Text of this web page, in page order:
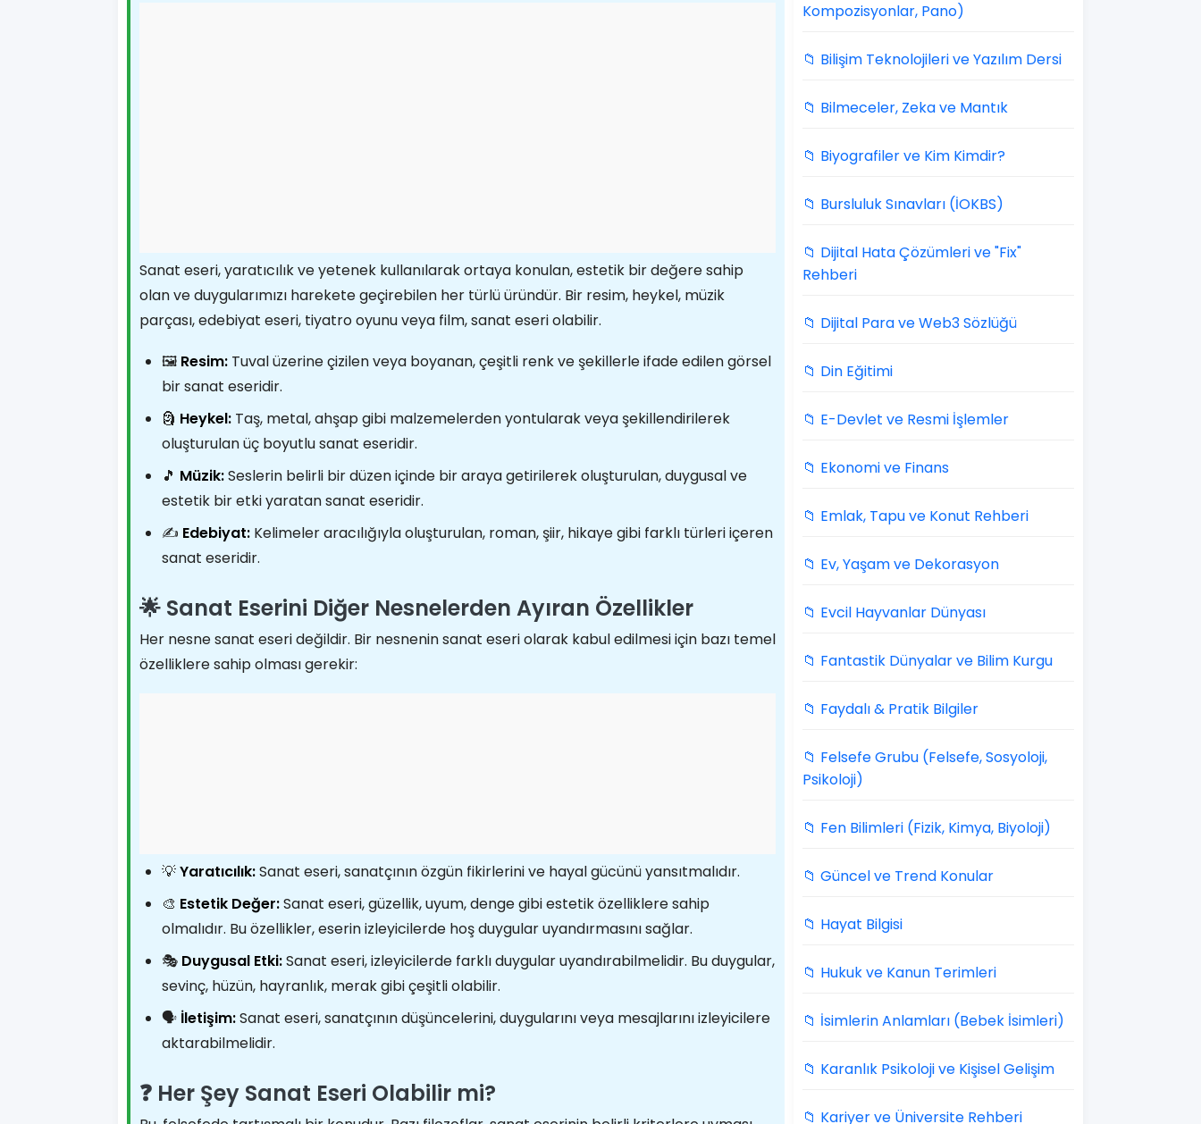
Sanat eseri, yaratıcılık ve yetenek kullanılarak ortaya konulan, estetik bir değere sahip
olan ve duygularımızı harekete geçirebilen her türlü üründür. Bir resim, heykel, müzik
parçası, edebiyat eseri, tiyatro oyunu veya film, sanat eseri olabilir.
🖼️ Resim: Tuval üzerine çizilen veya boyanan, çeşitli renk ve şekillerle ifade edilen görsel
bir sanat eseridir.
🗿 Heykel: Taş, metal, ahşap gibi malzemelerden yontularak veya şekillendirilerek
oluşturulan üç boyutlu sanat eseridir.
🎵 Müzik:Seslerin belirli bir düzen içinde bir araya getirilerek oluşturulan, duygusal ve
estetik bir etki yaratan sanat eseridir.
✍️ Edebiyat: Kelimeler aracılığıyla oluşturulan, roman, şiir, hikaye gibi farklı türleri içeren
sanat eseridir.
🌟 Sanat Eserini Diğer Nesnelerden Ayıran Özellikler
Her nesne sanat eseri değildir. Bir nesnenin sanat eseri olarak kabul edilmesi için bazı temel
özelliklere sahip olması gerekir:
💡Yaratıcılık:Sanat eseri, sanatçının özgün fikirlerini ve hayal gücünü yansıtmalıdır.
🎨 Estetik Değer:Sanat eseri, güzellik, uyum, denge gibi estetik özelliklere sahip
olmalıdır. Bu özellikler, eserin izleyicilerde hoş duygular uyandırmasını sağlar.
🎭 Duygusal Etki:Sanat eseri, izleyicilerde farklı duygular uyandırabilmelidir. Bu duygular,
sevinç, hüzün, hayranlık, merak gibi çeşitli olabilir.
🗣️ İletişim:Sanat eseri, sanatçının düşüncelerini, duygularını veya mesajlarını izleyicilere
aktarabilmelidir.
❓ Her Şey Sanat Eseri Olabilir mi?
Kompozisyonlar, Pano)
📁 Bilişim Teknolojileri ve Yazılım Dersi
📁 Bilmeceler, Zeka ve Mantık
📁 Biyografiler ve Kim Kimdir?
📁 Bursluluk Sınavları (İOKBS)
📁 Dijital Hata Çözümleri ve "Fix"
Rehberi
📁 Dijital Para ve Web3 Sözlüğü
📁 Din Eğitimi
📁 E-Devlet ve Resmi İşlemler
📁 Ekonomi ve Finans
📁 Emlak, Tapu ve Konut Rehberi
📁 Ev, Yaşam ve Dekorasyon
📁 Evcil Hayvanlar Dünyası
📁 Fantastik Dünyalar ve Bilim Kurgu
📁 Faydalı & Pratik Bilgiler
📁 Felsefe Grubu (Felsefe, Sosyoloji,
Psikoloji)
📁 Fen Bilimleri (Fizik, Kimya, Biyoloji)
📁 Güncel ve Trend Konular
📁 Hayat Bilgisi
📁 Hukuk ve Kanun Terimleri
📁 İsimlerin Anlamları (Bebek İsimleri)
📁 Karanlık Psikoloji ve Kişisel Gelişim
📁 Kariyer ve Üniversite Rehberi